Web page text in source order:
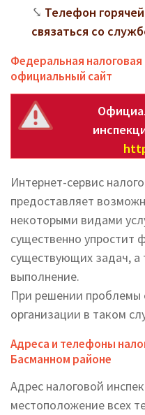
Телефон
связаться со
Федеральная
официальный сайт
Интернет-сервис
предоставляет
некоторыми видами
существенно упростит
существующих задач, а
выполнение.
При решении проблемы
организации в таком
Адреса и телефоны
Басманном районе
Адрес налоговой
местоположение всех